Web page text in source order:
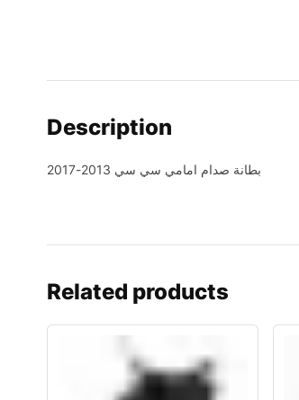
Description
بطانة صدام امامي سي سي 2013-2017
Related products